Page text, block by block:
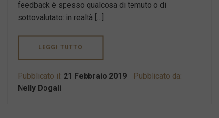
feedback è spesso qualcosa di temuto o di
sottovalutato: in realtà […]
LEGGI TUTTO
Pubblicato il: 21 Febbraio 2019
Pubblicato da:
Nelly Dogali